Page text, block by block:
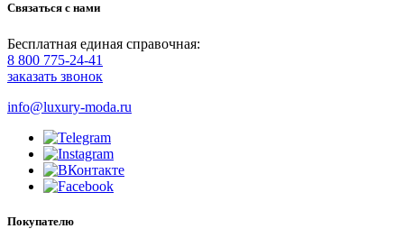
Связаться с нами
Бесплатная единая справочная:
8 800 775-24-41
заказать звонок
info@luxury-moda.ru
Покупателю